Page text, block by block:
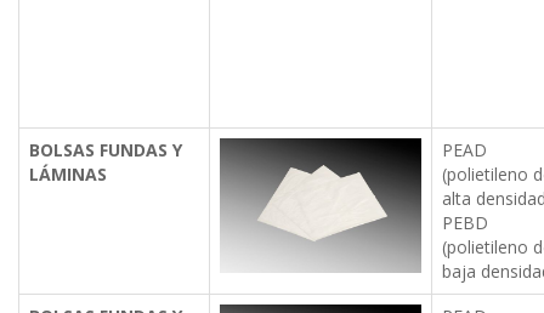
BOLSAS FUNDAS Y
LÁMINAS
PEAD
(polietileno
alta
PEBD
(polietileno
baja